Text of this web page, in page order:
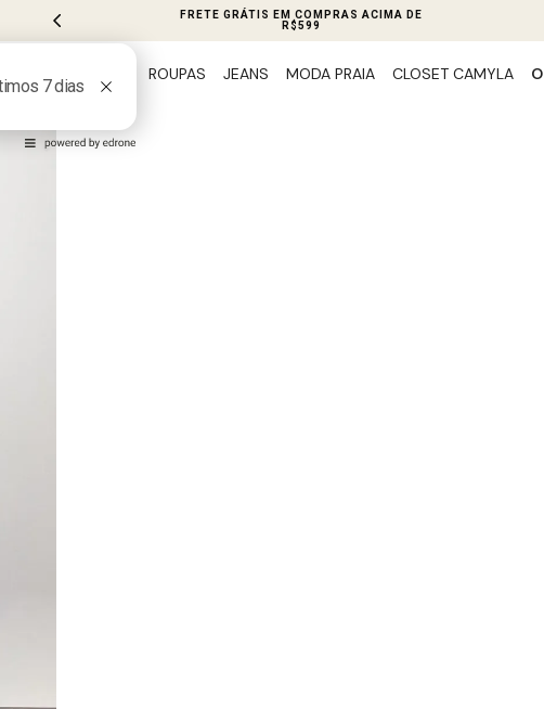
FRETE GRÁTIS EM COMPRAS ACIMA DE
R$599
ROUPAS JEANS MODA PRAIA CLOSET CAMYLA